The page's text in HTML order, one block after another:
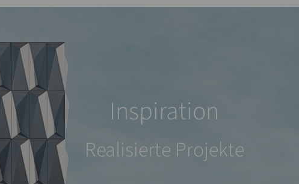
Inspiration
Realisierte Projekte